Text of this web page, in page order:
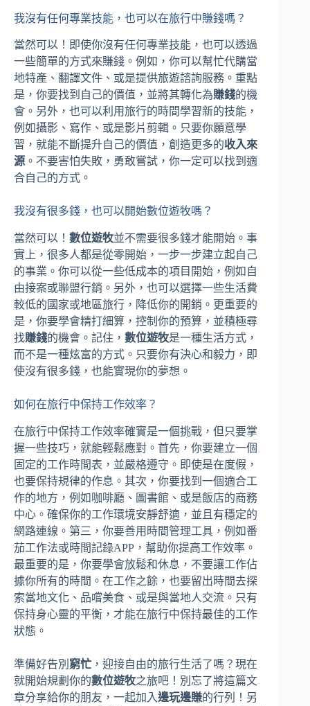
我沒有任何專業技能，也可以在旅行中賺錢嗎？
當然可以！即使你沒有任何專業技能，也可以透過
一些簡單的方式來賺錢。例如，你可以幫忙代購當
地特產、翻譯文件、或是提供旅遊諮詢服務。重點
是，你要找到自己的價值，並將其轉化為賺錢的機
會。另外，也可以利用旅行的時間學習新的技能，
例如攝影、寫作、或是影片剪輯。只要你願意學
習，就能不斷提升自己的價值，創造更多的收入來
源 。不要害怕失敗，勇敢嘗試，你一定可以找到適
合自己的方式。
我沒有很多錢，也可以開始數位遊牧嗎？
當然可以！ 數位遊牧並不需要很多錢才能開始。事
實上，很多人都是從零開始，一步一步建立起自己
的事業。你可以從一些低成本的項目開始，例如自
由接案或聯盟行銷。另外，也可以選擇一些生活費
較低的國家或地區旅行，降低你的開銷。更重要的
是，你要學會精打細算，控制你的預算，並積極尋
找賺錢的機會。記住， 數位遊牧是一種生活方式，
而不是一種炫富的方式。只要你有決心和毅力，即
使沒有很多錢，也能實現你的夢想。
如何在旅行中保持工作效率？
在旅行中保持工作效率確實是一個挑戰，但只要掌
握一些技巧，就能輕鬆應對。首先，你要建立一個
固定的工作時間表，並嚴格遵守。即使是在度假，
也要保持規律的作息。其次，你要找到一個適合工
作的地方，例如咖啡廳、圖書館、或是飯店的商務
中心。確保你的工作環境安靜舒適，並且有穩定的
網路連線。第三，你要善用時間管理工具，例如番
茄工作法或時間記錄APP，幫助你提高工作效率。
最重要的是，你要學會放鬆和休息，不要讓工作佔
據你所有的時間。在工作之餘，也要留出時間去探
索當地文化、品嚐美食、或是與當地人交流。只有
保持身心靈的平衡，才能在旅行中保持最佳的工作
狀態。
準備好告別 窮忙 ，迎接自由的旅行生活了嗎？現在
就開始規劃你的數位遊牧之旅吧！別忘了將這篇文
章分享給你的朋友，一起加入邊玩邊賺的行列！另